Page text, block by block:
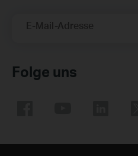
E-Mail-Adresse
Folge uns